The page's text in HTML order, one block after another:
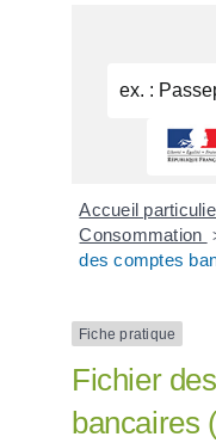
Accueil
Consommation
des comptes
Fiche pratique
Fichier
bancaires